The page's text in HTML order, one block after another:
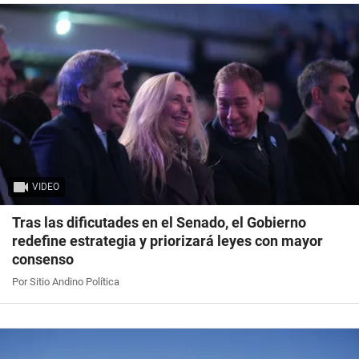
VIDEO
Tras las dificutades en el Senado, el Gobierno
redefine estrategia y priorizará leyes con mayor
consenso
Por Sitio Andino Política